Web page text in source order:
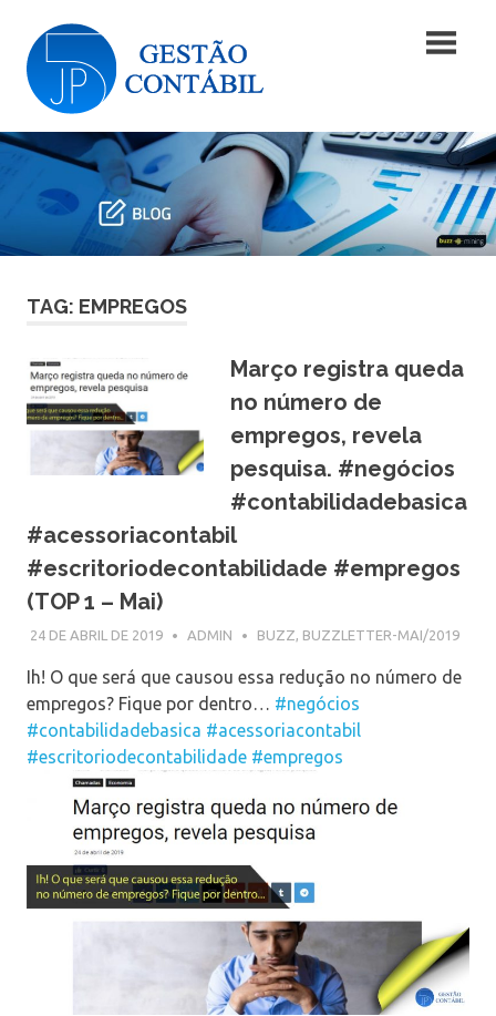
content
JP5
Gestão
Contábil
|
Gestão
Contábil
TAG: EMPREGOS
Março registra queda
no número de
empregos, revela
pesquisa. #negócios
#contabilidadebasica
#acessoriacontabil
#escritoriodecontabilidade #empregos
(TOP 1 – Mai)
24 DE ABRIL DE 2019 ADMIN BUZZ, BUZZLETTER-MAI/2019
Ih! O que será que causou essa redução no número de
empregos? Fique por dentro… #negócios
#contabilidadebasica #acessoriacontabil
#escritoriodecontabilidade #empregos